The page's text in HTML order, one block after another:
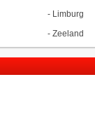
- Limburg
- Zeeland